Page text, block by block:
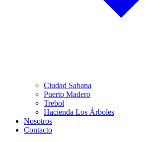
Ciudad Sabana
Puerto Madero
Trebol
Hacienda Los Árboles
Nosotros
Contacto